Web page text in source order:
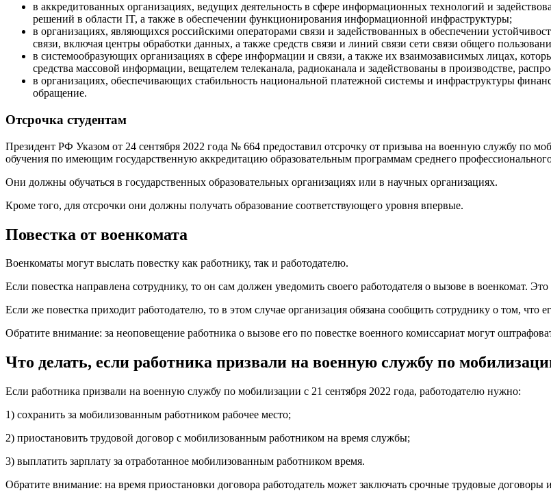
в аккредитованных организациях, ведущих деятельность в сфере информационных технологий и
решений в области IT, а также в обеспечении функционирования информационной инфраструктуры;
в организациях, являющихся российскими операторами связи и задействованных в обеспечении
связи, включая центры обработки данных, а также средств связи и линий связи сети связи общего
в системообразующих организациях в сфере информации и связи, а также их взаимозависимых лицах,
средства массовой информации, вещателем телеканала, радиоканала и задействованы в производстве,
в организациях, обеспечивающих стабильность национальной платежной системы и инфраструктуры
обращение.
Отсрочка студентам
Президент РФ Указом от 24 сентября 2022 года № 664 предоставил отсрочку от призыва на военную службу по
обучения по имеющим государственную аккредитацию образовательным программам среднего
Они должны обучаться в государственных образовательных организациях или в научных организациях.
Кроме того, для отсрочки они должны получать образование соответствующего уровня впервые.
Повестка от военкомата
Военкоматы могут выслать повестку как работнику, так и работодателю.
Если повестка направлена сотруднику, то он сам должен уведомить своего работодателя о вызове в военкомат.
Если же повестка приходит работодателю, то в этом случае организация обязана сообщить сотруднику о том, что
Обратите внимание: за неоповещение работника о вызове его по повестке военного комиссариат могут
Что делать, если работника призвали на военную службу по
Если работника призвали на военную службу по мобилизации с 21 сентября 2022 года, работодателю нужно:
1) сохранить за мобилизованным работником рабочее место;
2) приостановить трудовой договор с мобилизованным работником на время службы;
3) выплатить зарплату за отработанное мобилизованным работником время.
Обратите внимание: на время приостановки договора работодатель может заключать срочные трудовые